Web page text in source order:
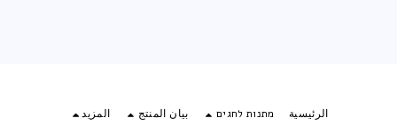
الرئيسية מתנות לחגים بيان المنتج المزيد